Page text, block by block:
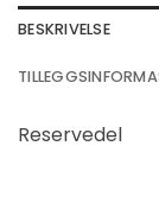
BESKRIVELSE
Reservedel